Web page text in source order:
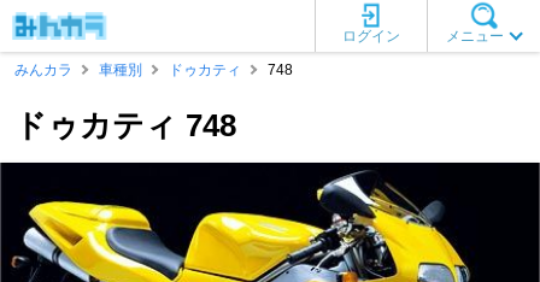
メニュー
ログイン
みんカラ
車種別 ドゥカティ 748
ドゥカティ 748